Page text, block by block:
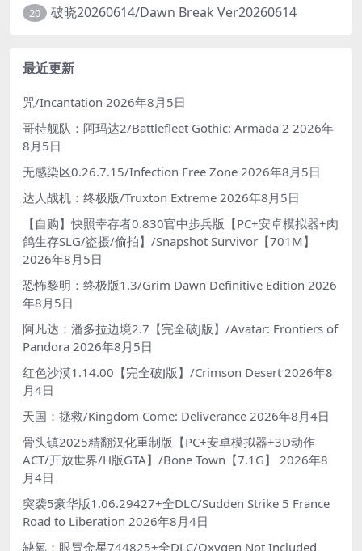
20 破晓20260614/Dawn Break Ver20260614
最近更新
咒/Incantation 2026年8月5日
哥特舰队：阿玛达2/Battlefleet Gothic: Armada 2 2026年
8月5日
无感染区0.26.7.15/Infection Free Zone 2026年8月5日
达人战机：终极版/Truxton Extreme 2026年8月5日
【自购】快照幸存者0.830官中步兵版【PC+安卓模拟器+肉
鸽生存SLG/盗摄/偷拍】/Snapshot Survivor【701M】
2026年8月5日
恐怖黎明：终极版1.3/Grim Dawn Definitive Edition 2026
年8月5日
阿凡达：潘多拉边境2.7【完全破J版】/Avatar: Frontiers of
Pandora 2026年8月5日
红色沙漠1.14.00【完全破J版】/Crimson Desert 2026年8
月4日
天国：拯救/Kingdom Come: Deliverance 2026年8月4日
骨头镇2025精翻汉化重制版【PC+安卓模拟器+3D动作
ACT/开放世界/H版GTA】/Bone Town【7.1G】
2026年8
月4日
突袭5豪华版1.06.29427+全DLC/Sudden Strike 5 France
Road to Liberation 2026年8月4日
缺氧：眼冒金星744825+全DLC/Oxygen Not Included